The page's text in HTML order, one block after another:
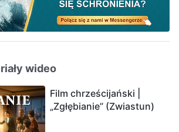
wideo
Film chrześcijański |
„Zgłębianie” (Zwiastun)